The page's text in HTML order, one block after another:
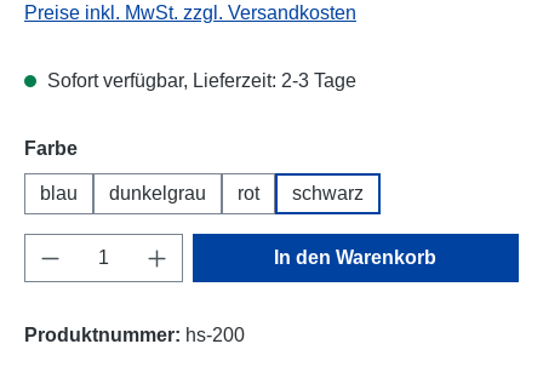
Preise inkl. MwSt. zzgl. Versandkosten
Sofort verfügbar, Lieferzeit: 2-3 Tage
Farbe
blau dunkelgrau rot schwarz
Produkt Anzahl: Gib den gewünschten
In den Warenkorb
Produktnummer: hs-200